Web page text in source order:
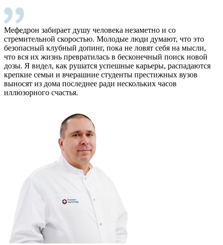
Мефедрон забирает душу человека незаметно и со
стремительной скоростью. Молодые люди думают, что это
безопасный клубный допинг, пока не ловят себя на мысли,
что вся их жизнь превратилась в бесконечный поиск новой
дозы. Я видел, как рушатся успешные карьеры, распадаются
крепкие семьи и вчерашние студенты престижных вузов
выносят из дома последнее ради нескольких часов
иллюзорного счастья.